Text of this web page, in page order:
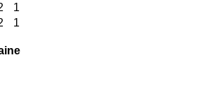
1
1